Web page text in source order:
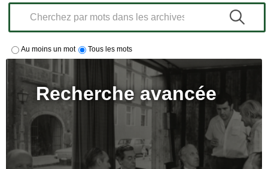
Au moins un mot Tous les mots
Recherche avancée